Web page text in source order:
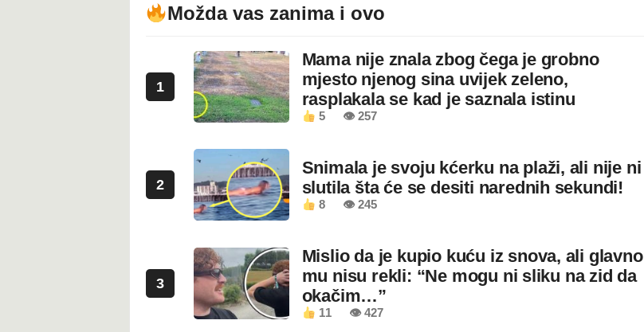
Možda vas zanima i ovo
1
Mama nije znala zbog čega je grobno
mjesto njenog sina uvijek zeleno,
rasplakala se kad je saznala istinu
5 👁 257
2
Snimala je svoju kćerku na plaži, ali nije ni
slutila šta će se desiti narednih sekundi!
8 👁 245
3
Mislio da je kupio kuću iz snova, ali glavno
mu nisu rekli: “Ne mogu ni sliku na zid da
okačim…”
11 👁 427